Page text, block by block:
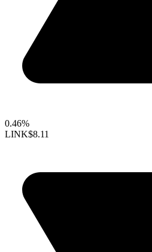
0.46%
LINK$8.11